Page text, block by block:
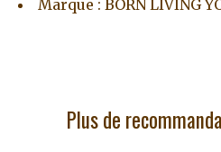
Marque : BORN LIVING
Plus de